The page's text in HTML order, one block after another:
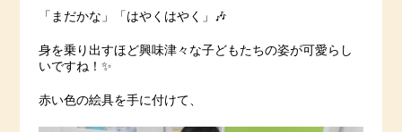
「まだかな」「はやくはやく」🎶
身を乗り出すほど興味津々な子どもたちの姿が可愛らし
いですね！✨
赤い色の絵具を手に付けて、